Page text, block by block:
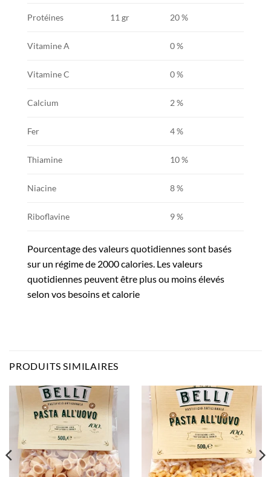
Protéines 11 gr 20 %
Vitamine A 0 %
Vitamine C 0 %
Calcium 2 %
Fer 4 %
Thiamine 10 %
Niacine 8 %
Riboflavine 9 %
Pourcentage des valeurs quotidiennes sont basés
sur un régime de 2000 calories. Les valeurs
quotidiennes peuvent être plus ou moins élevés
selon vos besoins et calorie
PRODUITS SIMILAIRES